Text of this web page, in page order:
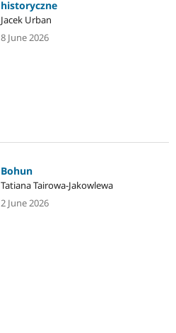
historyczne
Jacek Urban
8 June 2026
Bohun
Tatiana Tairowa-Jakowlewa
2 June 2026